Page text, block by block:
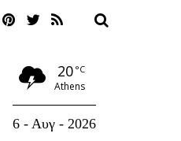
20 °C
Athens
6 - Αυγ - 2026